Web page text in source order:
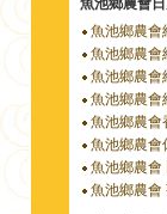
魚池鄉農會
魚池鄉農會
魚池鄉農會
魚池鄉農會
魚池鄉農會
魚池鄉農會
魚池鄉農會
魚池鄉農會
魚池鄉農會